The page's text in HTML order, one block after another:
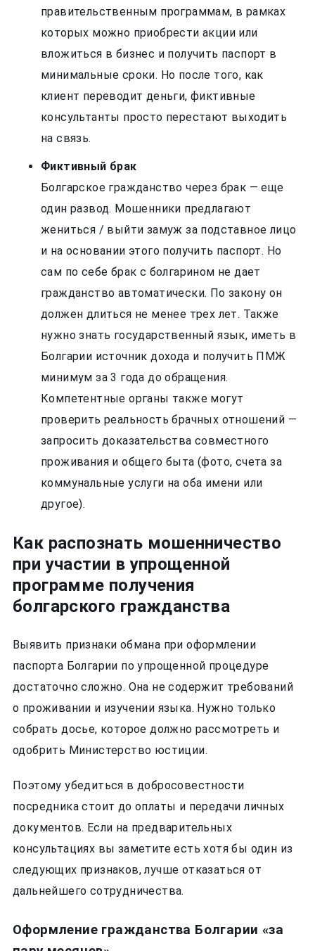
правительственным программам, в рамках
которых можно приобрести акции или
вложиться в бизнес и получить паспорт в
минимальные сроки. Но после того, как
клиент переводит деньги, фиктивные
консультанты просто перестают выходить
на связь.
Фиктивный брак
Болгарское гражданство через брак — еще
один развод. Мошенники предлагают
жениться / выйти замуж за подставное лицо
и на основании этого получить паспорт. Но
сам по себе брак с болгарином не дает
гражданство автоматически. По закону он
должен длиться не менее трех лет. Также
нужно знать государственный язык, иметь в
Болгарии источник дохода и получить ПМЖ
минимум за 3 года до обращения.
Компетентные органы также могут
проверить реальность брачных отношений —
запросить доказательства совместного
проживания и общего быта (фото, счета за
коммунальные услуги на оба имени или
другое).
Как распознать мошенничество
при участии в упрощенной
программе получения
болгарского гражданства
Выявить признаки обмана при оформлении
паспорта Болгарии по упрощенной процедуре
достаточно сложно. Она не содержит требований
о проживании и изучении языка. Нужно только
собрать досье, которое должно рассмотреть и
одобрить Министерство юстиции.
Поэтому убедиться в добросовестности
посредника стоит до оплаты и передачи личных
документов. Если на предварительных
консультациях вы заметите есть хотя бы один из
следующих признаков, лучше отказаться от
дальнейшего сотрудничества.
Оформление гражданства Болгарии «за